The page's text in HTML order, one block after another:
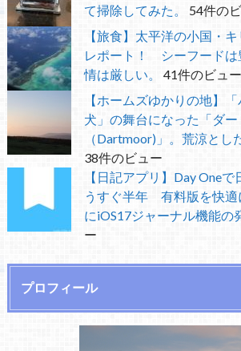
て掃除してみた。
54件の
【旅食】太平洋の小国・
レポート！ シーフードは
情は厳しい。
41件のビュー
【ホームズゆかりの地】
犬」の舞台になった「ダー
（Dartmoor)」。荒涼とし
38件のビュー
【日記アプリ】Day One
うすぐ半年 有料版を快適
にiOS17ジャーナル機能の
ー
プロフィール